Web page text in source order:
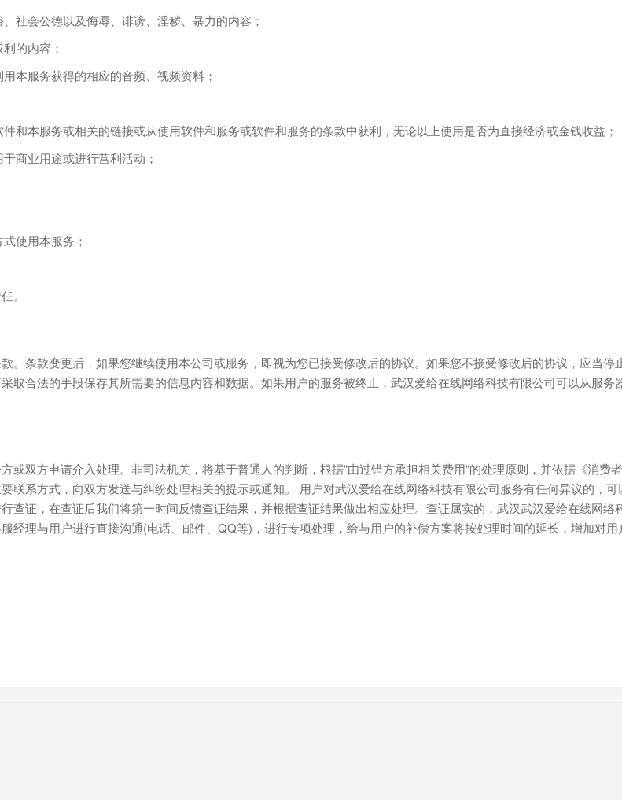
社会公德以及侮辱、诽谤、淫秽、暴力的内容；
的内容；
本服务获得的相应的音频、视频资料；
和本服务或相关的链接或从使用软件和服务或软件和服务的条款中获利，无论以上使用是否为直接经济或金钱收益；
商业用途或进行营利活动；
使用本服务；
。
条款变更后，如果您继续使用本公司或服务，即视为您已接受修改后的协议。如果您不接受修改后的协议，应当
合法的手段保存其所需要的信息内容和数据。如果用户的服务被终止，武汉爱给在线网络科技有限公司可以从服
双方申请介入处理。非司法机关，将基于普通人的判断，根据“由过错方承担相关费用“的处理原则，并依据《消费
系方式，向双方发送与纠纷处理相关的提示或通知。 用户对武汉爱给在线网络科技有限公司服务有任何异议的，
证，在查证后我们将第一时间反馈查证结果，并根据查证结果做出相应处理。查证属实的，武汉武汉爱给在线网
理与用户进行直接沟通(电话、邮件、QQ等)，进行专项处理，给与用户的补偿方案将按处理时间的延长，增加对